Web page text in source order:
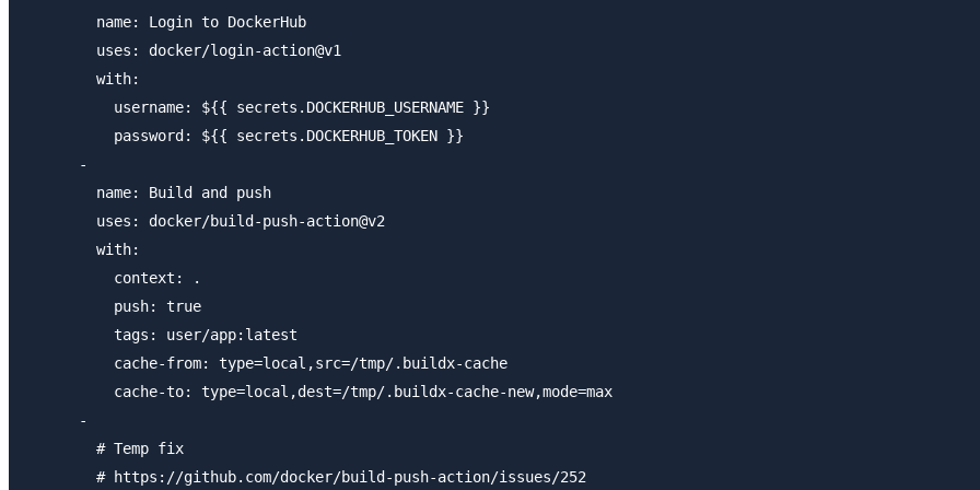
        name: Login to DockerHub
        uses: docker/login-action@v1
        with:
          username: ${{ secrets.DOCKERHUB_USERNAME }}
          password: ${{ secrets.DOCKERHUB_TOKEN }}
      -
        name: Build and push
        uses: docker/build-push-action@v2
        with:
          context: .
          push: true
          tags: user/app:latest
          cache-from: type=local,src=/tmp/.buildx-cache
          cache-to: type=local,dest=/tmp/.buildx-cache-new,mode=max
      -
        # Temp fix
        # https://github.com/docker/build-push-action/issues/252